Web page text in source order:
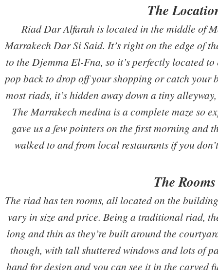
The
Riad Dar Alfarah is located in the middle of
Marrakech Dar Si Said. It’s right on the edge of
to the Djemma El-Fna, so it’s perfectly located
pop back to drop off your shopping or catch your
most riads, it’s hidden away down a tiny
The Marrakech medina is a complete maze so
gave us a few pointers on the first morning and
walked to and from local restaurants if you
The Rooms
The riad has ten rooms, all located on the
vary in size and price. Being a traditional riad,
long and thin as they’re built around the
though, with tall shuttered windows and lots of
hand for design and you can see it in the carved